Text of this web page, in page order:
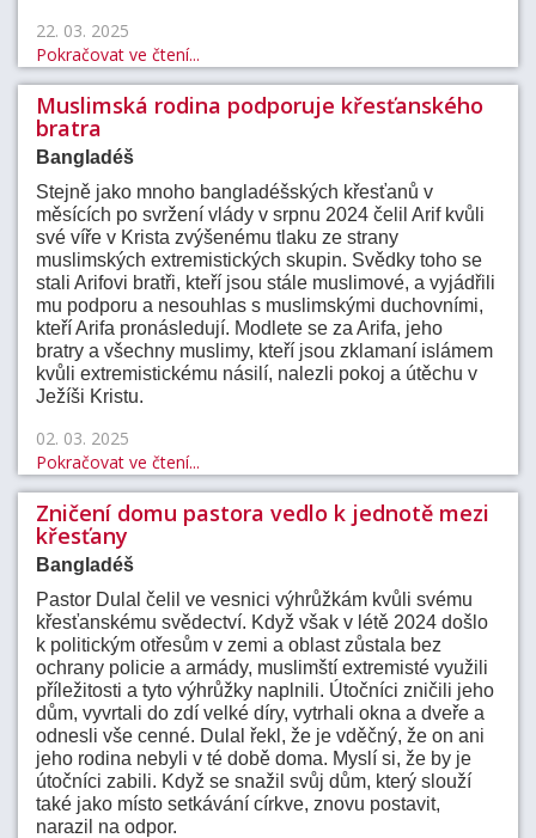
22. 03. 2025
Pokračovat ve čtení...
Muslimská rodina podporuje křesťanského
bratra
Bangladéš
Stejně jako mnoho bangladéšských křesťanů v
měsících po svržení vlády v srpnu 2024 čelil Arif kvůli
své víře v Krista zvýšenému tlaku ze strany
muslimských extremistických skupin. Svědky toho se
stali Arifovi bratři, kteří jsou stále muslimové, a vyjádřili
mu podporu a nesouhlas s muslimskými duchovními,
kteří Arifa pronásledují. Modlete se za Arifa, jeho
bratry a všechny muslimy, kteří jsou zklamaní islámem
kvůli extremistickému násilí, nalezli pokoj a útěchu v
Ježíši Kristu.
02. 03. 2025
Pokračovat ve čtení...
Zničení domu pastora vedlo k jednotě mezi
křesťany
Bangladéš
Pastor Dulal čelil ve vesnici výhrůžkám kvůli svému
křesťanskému svědectví. Když však v létě 2024 došlo
k politickým otřesům v zemi a oblast zůstala bez
ochrany policie a armády, muslimští extremisté využili
příležitosti a tyto výhrůžky naplnili. Útočníci zničili jeho
dům, vyvrtali do zdí velké díry, vytrhali okna a dveře a
odnesli vše cenné. Dulal řekl, že je vděčný, že on ani
jeho rodina nebyli v té době doma. Myslí si, že by je
útočníci zabili. Když se snažil svůj dům, který slouží
také jako místo setkávání církve, znovu postavit,
narazil na odpor.